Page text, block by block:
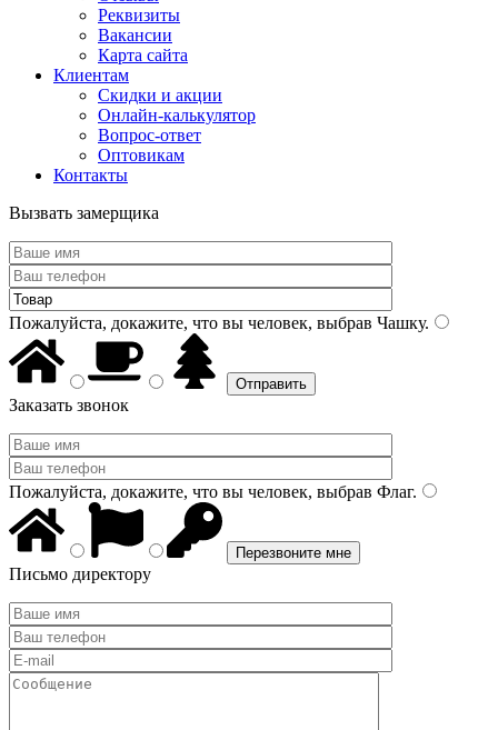
Реквизиты
Вакансии
Карта сайта
Клиентам
Скидки и акции
Онлайн-калькулятор
Вопрос-ответ
Оптовикам
Контакты
Вызвать замерщика
Пожалуйста, докажите, что вы человек, выбрав Чашку.
Заказать звонок
Пожалуйста, докажите, что вы человек, выбрав Флаг.
Письмо директору